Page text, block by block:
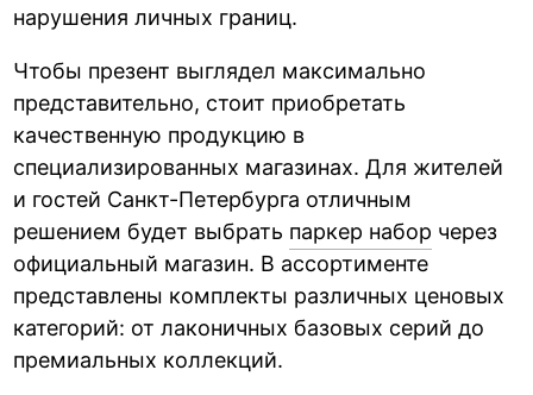
нарушения личных границ.
Чтобы презент выглядел максимально
представительно, стоит приобретать
качественную продукцию в
специализированных магазинах. Для жителей
и гостей Санкт-Петербурга отличным
решением будет выбрать паркер набор через
официальный магазин. В ассортименте
представлены комплекты различных ценовых
категорий: от лаконичных базовых серий до
премиальных коллекций.